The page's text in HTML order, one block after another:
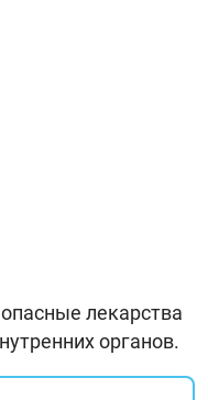
лекарства
органов.